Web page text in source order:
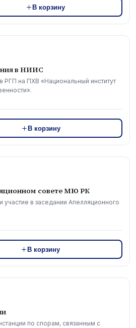
В корзину
в НИИС
РГП на ПХВ «Национальный институт
В корзину
совете МЮ РК
участие в заседании Апелляционного
В корзину
по спорам, связанным с